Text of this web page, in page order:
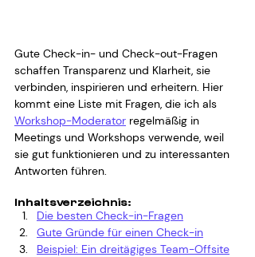
Gute Check-in- und Check-out-Fragen
schaffen Transparenz und Klarheit, sie
verbinden, inspirieren und erheitern. Hier
kommt eine Liste mit Fragen, die ich als
Workshop-Moderator regelmäßig in
Meetings und Workshops verwende, weil
sie gut funktionieren und zu interessanten
Antworten führen.
Inhaltsverzeichnis:
Die besten Check-in-Fragen
Gute Gründe für einen Check-in
Beispiel: Ein dreitägiges Team-Offsite